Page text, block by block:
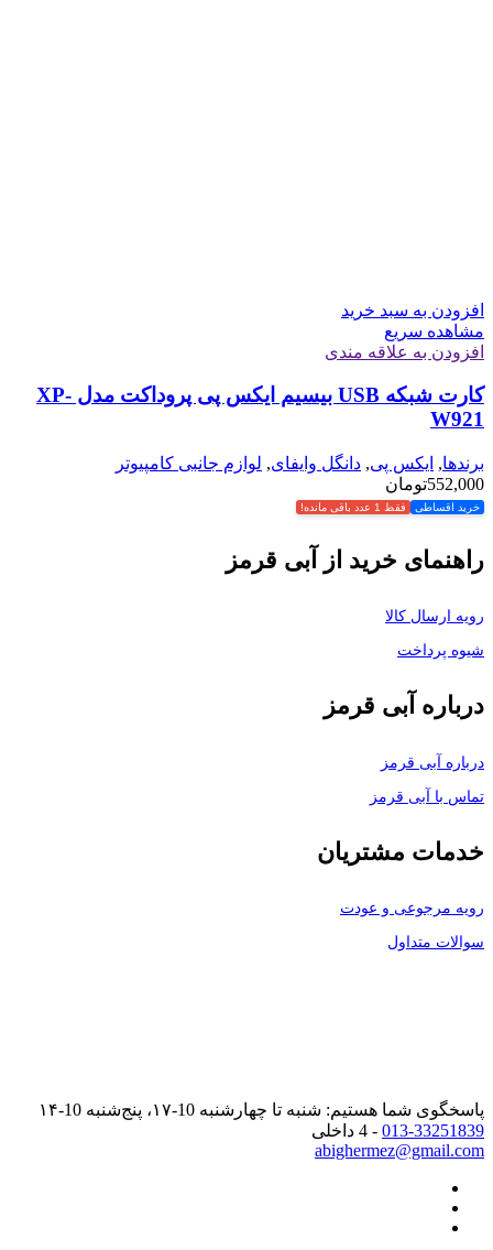
افزودن به سبد خرید
مشاهده سریع
افزودن به علاقه مندی
کارت شبکه USB بیسیم ایکس پی پروداکت مدل XP-
W921
برندها, ایکس پی, دانگل وایفای, لوازم جانبی کامپیوتر
552,000تومان
خرید اقساطی فقط 1 عدد باقی مانده!
راهنمای خرید از آبی قرمز
رویه ارسال کالا
شیوه پرداخت
درباره آبی قرمز
درباره آبی قرمز
تماس با آبی قرمز
خدمات مشتریان
رویه مرجوعی و عودت
سوالات متداول
پاسخگوی شما هستیم: شنبه تا چهارشنبه 10-۱۷، پنج‌شنبه 10-۱۴
013-33251839 - 4 داخلی
abighermez@gmail.com